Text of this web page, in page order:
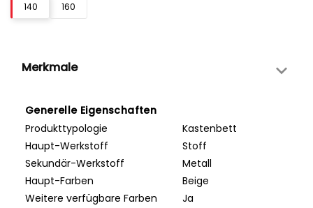
140 160
Merkmale
Generelle Eigenschaften
Produkttypologie
Kastenbett
Haupt-Werkstoff
Stoff
Sekundär-Werkstoff
Metall
Haupt-Farben
Beige
Weitere verfügbare Farben
Ja